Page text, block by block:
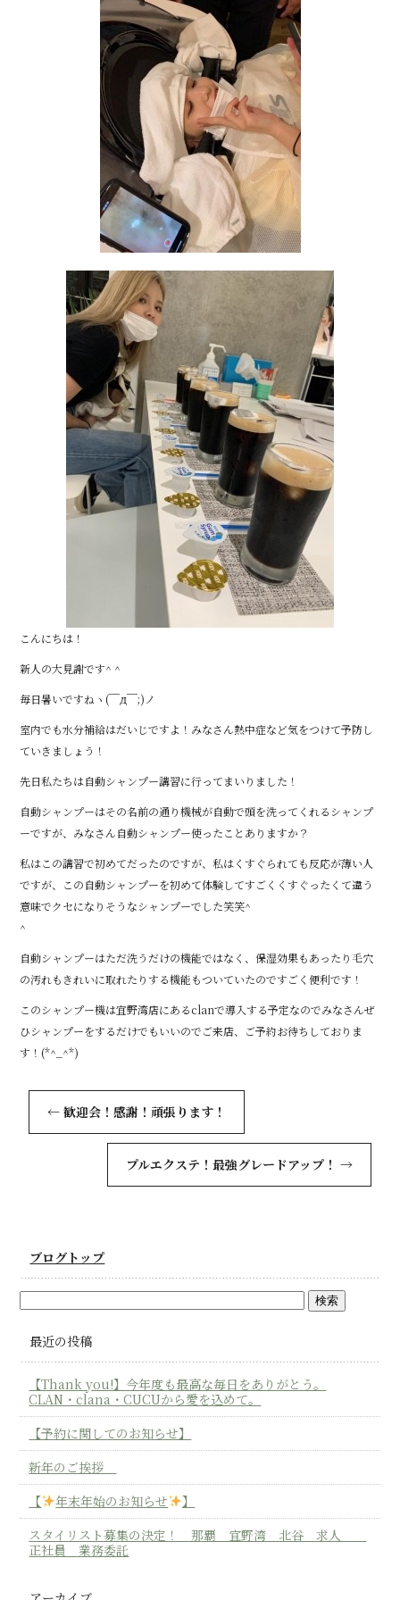
こんにちは！
新人の大見謝です^ ^
毎日暑いですねヽ(￣д￣;)ノ
室内でも水分補給はだいじですよ！みなさん熱中症など気をつけて予防し
ていきましょう！
先日私たちは自動シャンプー講習に行ってまいりました！
自動シャンプーはその名前の通り機械が自動で頭を洗ってくれるシャンプ
ーですが、みなさん自動シャンプー使ったことありますか？
私はこの講習で初めてだったのですが、私はくすぐられても反応が薄い人
ですが、この自動シャンプーを初めて体験してすごくくすぐったくて違う
意味でクセになりそうなシャンプーでした笑笑^
^
自動シャンプーはただ洗うだけの機能ではなく、保湿効果もあったり毛穴
の汚れもきれいに取れたりする機能もついていたのですごく便利です！
このシャンプー機は宜野湾店にあるclanで導入する予定なのでみなさんぜ
ひシャンプーをするだけでもいいのでご来店、ご予約お待ちしておりま
す！(*^_^*)
← 歓迎会！感謝！頑張ります！
プルエクステ！最強グレードアップ！ →
ブログトップ
最近の投稿
【Thank you!】今年度も最高な毎日をありがとう。
CLAN・clana・CUCUから愛を込めて。
【予約に関してのお知らせ】
新年のご挨拶
【
年末年始のお知らせ
】
スタイリスト募集の決定！ 那覇 宜野湾 北谷 求人
正社員 業務委託